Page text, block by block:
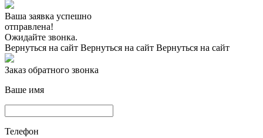
Ваша заявка успешно
отправлена!
Ожидайте звонка.
Вернуться на сайт Вернуться на сайт Вернуться на сайт
Заказ обратного звонка
Ваше имя
Телефон